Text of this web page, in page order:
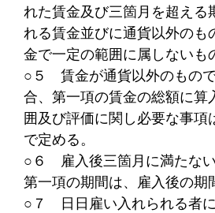
れた賃金及び三箇月を超える
れる賃金並びに通貨以外のも
金で一定の範囲に属しないも
○５ 賃金が通貨以外のもの
合、第一項の賃金の総額に算
囲及び評価に関し必要な事項
で定める。
○６
雇入後三箇月に満たな
第一項の期間は、雇入後の期
○７ 日日雇い入れられる者